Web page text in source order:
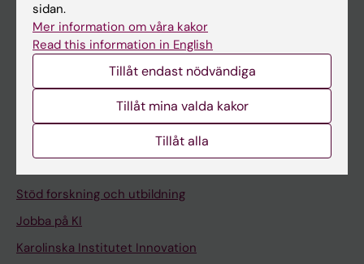
Student på KI
Medarbetarportalen
Stöd forskning och utbildning
Jobba på KI
Karolinska Institutet Innovation
sidan.
Mer information om våra kakor
Read this information in English
Tillåt endast nödvändiga
Tillåt mina valda kakor
Tillåt alla